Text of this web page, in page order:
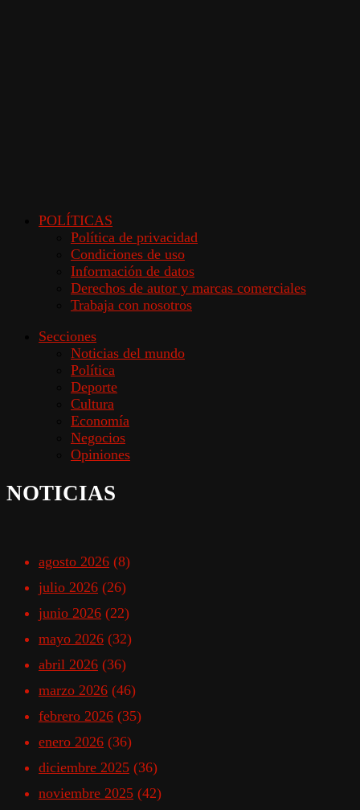
POLÍTICAS
Política de privacidad
Condiciones de uso
Información de datos
Derechos de autor y marcas comerciales
Trabaja con nosotros
Secciones
Noticias del mundo
Política
Deporte
Cultura
Economía
Negocios
Opiniones
NOTICIAS
agosto 2026 (8)
julio 2026 (26)
junio 2026 (22)
mayo 2026 (32)
abril 2026 (36)
marzo 2026 (46)
febrero 2026 (35)
enero 2026 (36)
diciembre 2025 (36)
noviembre 2025 (42)